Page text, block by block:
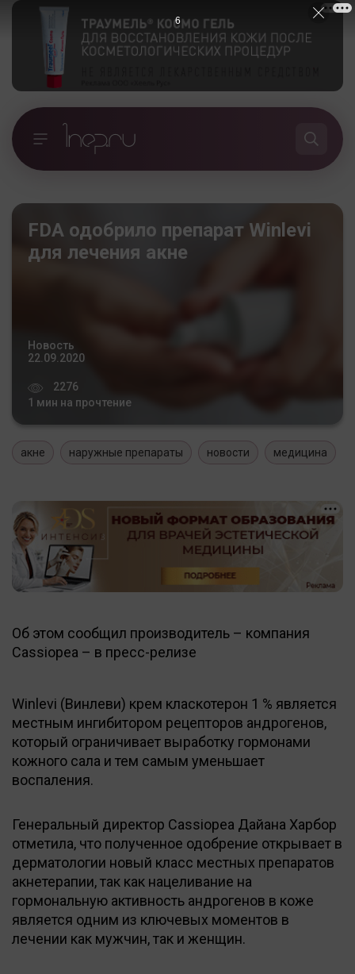
FDA одобрило препарат Winlevi
для лечения акне
Новость
22.09.2020
2276
1 мин на прочтение
акне наружные препараты новости медицина
Об этом сообщил производитель – компания
Cassiopea – в пресс-релизе
Winlevi (Винлеви) крем класкотерон 1 % является
местным ингибитором рецепторов андрогенов,
который ограничивает выработку гормонами
кожного сала и тем самым уменьшает
воспаления.
Генеральный директор Cassiopea Дайана Харбор
отметила, что полученное одобрение открывает в
дерматологии новый класс местных препаратов
акнетерапии, так как нацеливание на
гормональную активность андрогенов в коже
является одним из ключевых моментов в
лечении как мужчин, так и женщин.
5